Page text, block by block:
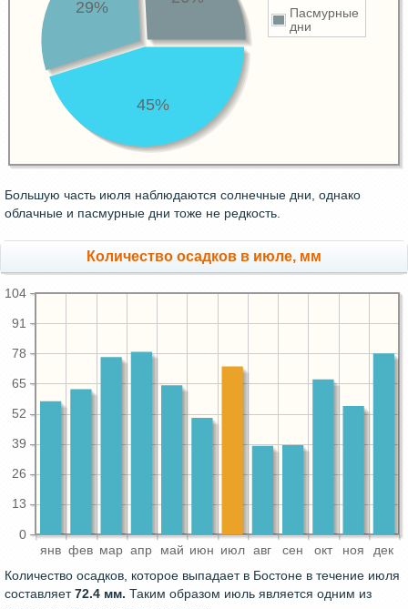
Пасмурные
дни
45%
29%
Большую часть июля наблюдаются солнечные дни, однако
облачные и пасмурные дни тоже не редкость.
Количество осадков в июле, мм
янв фев мар апр май июн июл авг сен окт ноя дек
0
13
26
39
52
65
78
91
104
Количество осадков, которое выпадает в Бостоне в течение июля
составляет72.4 мм. Таким образом июль является одним из